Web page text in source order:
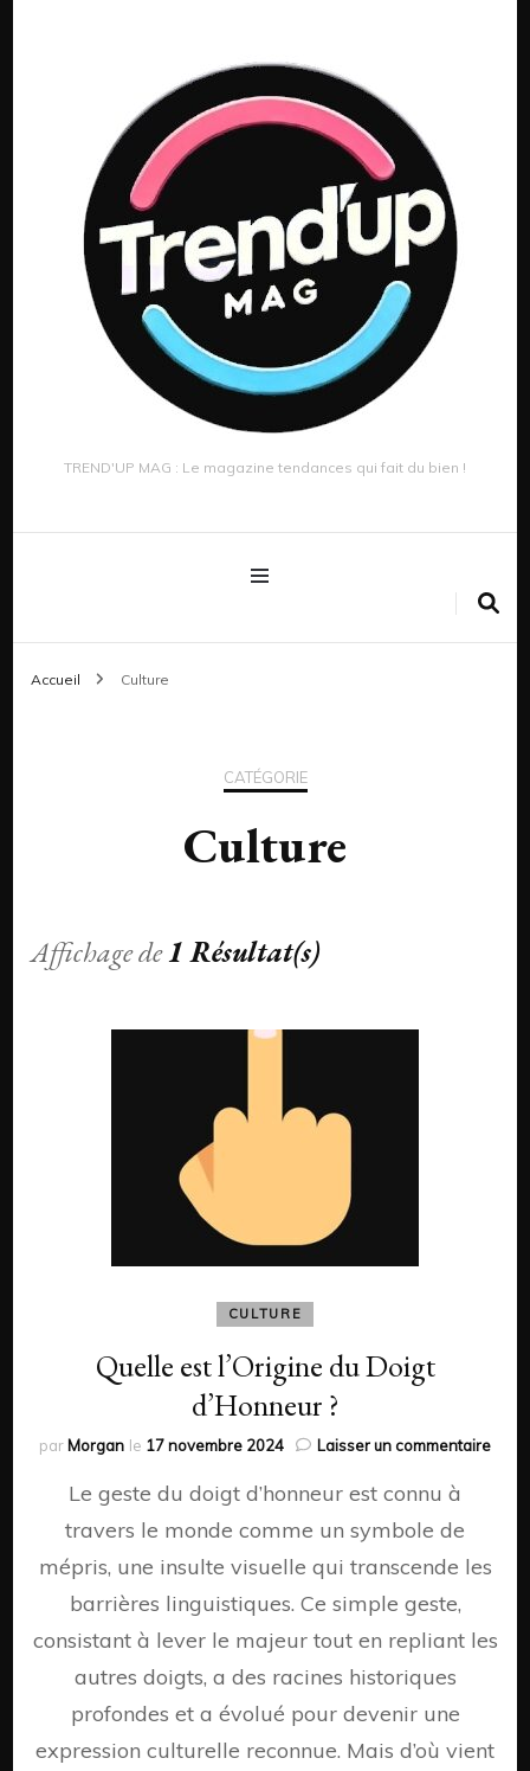
TREND'UP MAG : Le magazine tendances qui fait du bien !
Accueil Culture
CATÉGORIE
Culture
Affichage de1 Résultat(s)
CULTURE
Quelle est l’Origine du Doigt
d’Honneur ?
par Morgan le 17 novembre 2024 Laisser un commentairesur
Doigt
Le geste du doigt d’honneur est connu à
travers le monde comme un symbole de
mépris, une insulte visuelle qui transcende les
barrières linguistiques. Ce simple geste,
consistant à lever le majeur tout en repliant les
autres doigts, a des racines historiques
profondes et a évolué pour devenir une
expression culturelle reconnue. Mais d’où vient